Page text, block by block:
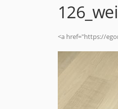
<a href="https://